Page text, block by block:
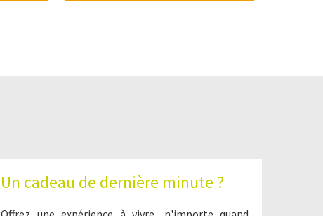
Un cadeau de dernière minute ?